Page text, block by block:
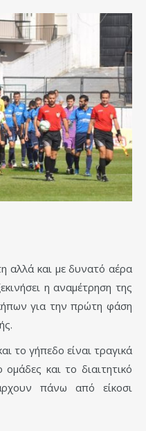
αλλά και με δυνατό αέρα
η αναμέτρηση της
για την πρώτη φάση
το γήπεδο είναι τραγικά
και το διαιτητικό
πάνω από είκοσι